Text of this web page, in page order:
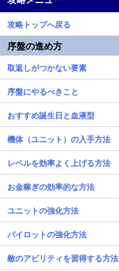
攻略トップへ戻る
序盤の進め方
取返しがつかない要素
序盤にやるべきこと
おすすめ誕生日と血液型
機体（ユニット）の入手方法
レベルを効率よく上げる方法
お金稼ぎの効率的な方法
ユニットの強化方法
パイロットの強化方法
敵のアビリティを習得する方法